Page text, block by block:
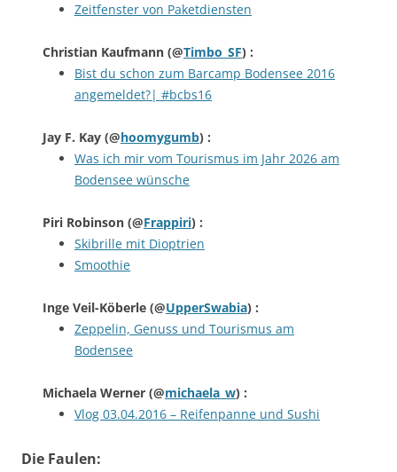
Zeitfenster von Paketdiensten
Christian Kaufmann (@Timbo_SF) :
Bist du schon zum Barcamp Bodensee 2016
angemeldet?| #bcbs16
Jay F. Kay (@hoomygumb) :
Was ich mir vom Tourismus im Jahr 2026 am
Bodensee wünsche
Piri Robinson (@Frappiri) :
Skibrille mit Dioptrien
Smoothie
Inge Veil-Köberle (@UpperSwabia) :
Zeppelin, Genuss und Tourismus am
Bodensee
Michaela Werner (@michaela_w) :
Vlog 03.04.2016 – Reifenpanne und Sushi
Die Faulen: